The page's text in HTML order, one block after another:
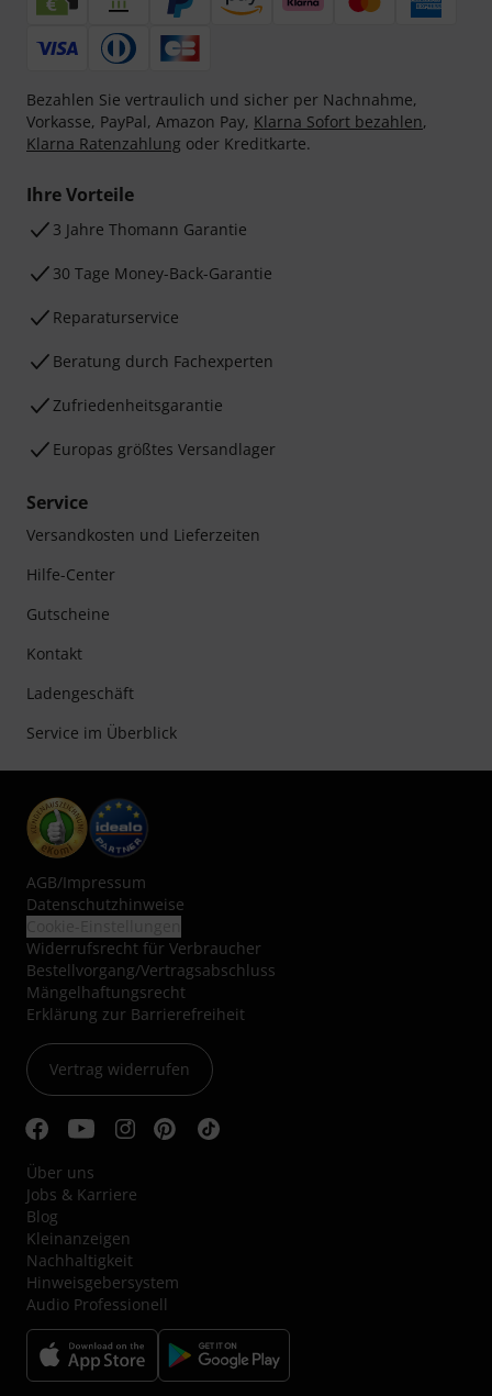
Bezahlen Sie vertraulich und sicher per Nachnahme,
Vorkasse, PayPal, Amazon Pay, Klarna Sofort bezahlen,
Klarna Ratenzahlung oder Kreditkarte.
Ihre Vorteile
3 Jahre Thomann Garantie
30 Tage Money-Back-Garantie
Reparaturservice
Beratung durch Fachexperten
Zufriedenheitsgarantie
Europas größtes Versandlager
Service
Versandkosten und Lieferzeiten
Hilfe-Center
Gutscheine
Kontakt
Ladengeschäft
Service im Überblick
AGB/Impressum
Datenschutzhinweise
Widerrufsrecht für Verbraucher
Bestellvorgang/Vertragsabschluss
Mängelhaftungsrecht
Erklärung zur Barrierefreiheit
Vertrag widerrufen
Über uns
Jobs & Karriere
Blog
Kleinanzeigen
Nachhaltigkeit
Hinweisgebersystem
Audio Professionell